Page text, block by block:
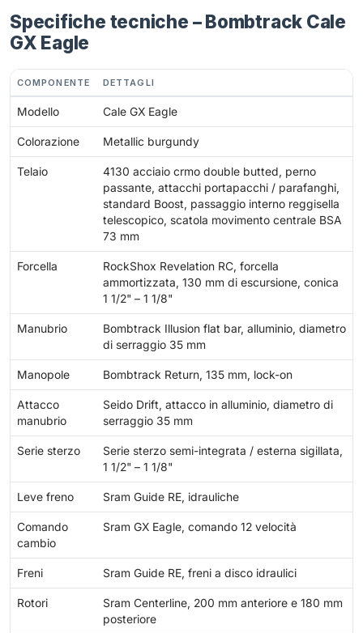
Specifiche tecniche – Bombtrack Cale
GX Eagle
COMPONENTE DETTAGLI
Modello Cale GX Eagle
Colorazione Metallic burgundy
Telaio
4130 acciaio crmo double butted, perno
passante, attacchi portapacchi / parafanghi,
standard Boost, passaggio interno reggisella
telescopico, scatola movimento centrale BSA
73 mm
Forcella
RockShox Revelation RC, forcella
ammortizzata, 130 mm di escursione, conica
1 1/2" – 1 1/8"
Manubrio
Bombtrack Illusion flat bar, alluminio, diametro
di serraggio 35 mm
Manopole Bombtrack Return, 135 mm, lock-on
Attacco
manubrio
Seido Drift, attacco in alluminio, diametro di
serraggio 35 mm
Serie sterzo
Serie sterzo semi-integrata / esterna sigillata,
1 1/2" – 1 1/8"
Leve freno Sram Guide RE, idrauliche
Comando
cambio
Sram GX Eagle, comando 12 velocità
Freni Sram Guide RE, freni a disco idraulici
Rotori
Sram Centerline, 200 mm anteriore e 180 mm
posteriore